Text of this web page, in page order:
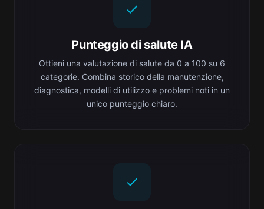
Punteggio di salute IA
Ottieni una valutazione di salute da 0 a 100 su 6
categorie. Combina storico della manutenzione,
diagnostica, modelli di utilizzo e problemi noti in un
unico punteggio chiaro.